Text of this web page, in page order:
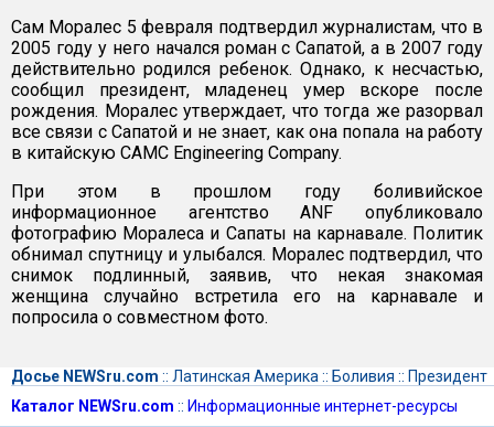
Сам Моралес 5 февраля подтвердил журналистам, что в
2005 году у него начался роман с Сапатой, а в 2007 году
действительно родился ребенок. Однако, к несчастью,
сообщил президент, младенец умер вскоре после
рождения. Моралес утверждает, что тогда же разорвал
все связи с Сапатой и не знает, как она попала на работу
в китайскую CAMC Engineering Company.
При этом в прошлом году боливийское
информационное агентство ANF опубликовало
фотографию Моралеса и Сапаты на карнавале. Политик
обнимал спутницу и улыбался. Моралес подтвердил, что
снимок подлинный, заявив, что некая знакомая
женщина случайно встретила его на карнавале и
попросила о совместном фото.
Досье NEWSru.com :: Латинская Америка :: Боливия :: Президент
Каталог NEWSru.com :: Информационные интернет-ресурсы